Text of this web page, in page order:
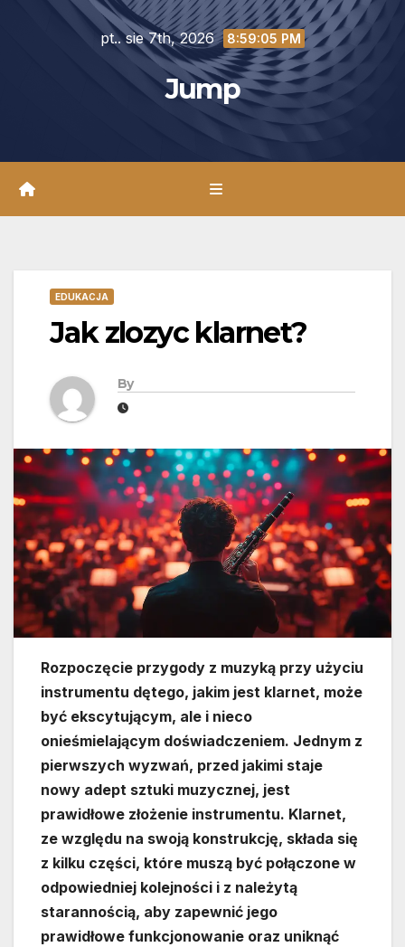
pt.. sie 7th, 2026 8:59:07 PM
Jump
EDUKACJA
Jak zlozyc klarnet?
By
Rozpoczęcie przygody z muzyką przy użyciu
instrumentu dętego, jakim jest klarnet, może
być ekscytującym, ale i nieco
onieśmielającym doświadczeniem. Jednym z
pierwszych wyzwań, przed jakimi staje
nowy adept sztuki muzycznej, jest
prawidłowe złożenie instrumentu. Klarnet,
ze względu na swoją konstrukcję, składa się
z kilku części, które muszą być połączone w
odpowiedniej kolejności i z należytą
starannością, aby zapewnić jego
prawidłowe funkcjonowanie oraz uniknąć